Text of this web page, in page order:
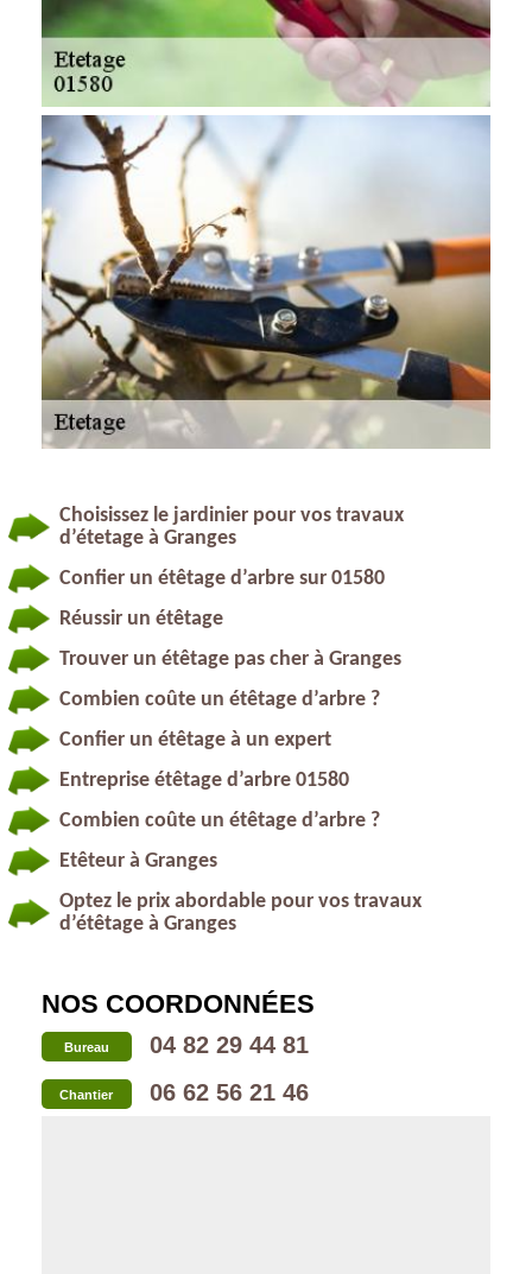
Choisissez le jardinier pour vos travaux
d’étetage à Granges
Confier un étêtage d’arbre sur 01580
Réussir un étêtage
Trouver un étêtage pas cher à Granges
Combien coûte un étêtage d’arbre ?
Confier un étêtage à un expert
Entreprise étêtage d’arbre 01580
Combien coûte un étêtage d’arbre ?
Etêteur à Granges
Optez le prix abordable pour vos travaux
d’étêtage à Granges
NOS COORDONNÉES
Bureau 04 82 29 44 81
Chantier 06 62 56 21 46